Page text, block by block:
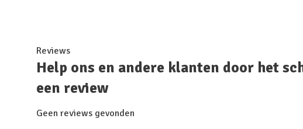
Reviews
Help ons en andere klanten door het
een review
Geen reviews gevonden